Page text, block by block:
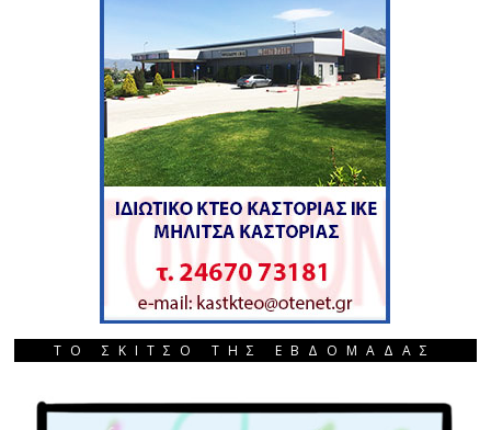
ΤΟ ΣΚΙΤΣΟ ΤΗΣ ΕΒΔΟΜΑΔΑΣ